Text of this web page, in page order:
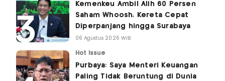
Kemenkeu Ambil Alih 60 Persen
Saham Whoosh, Kereta Cepat
Diperpanjang hingga Surabaya
06 Agustus 2026 WIB
Hot Issue
Purbaya: Saya Menteri Keuangan
Paling Tidak Beruntung di Dunia